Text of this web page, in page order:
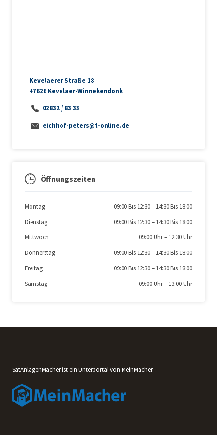
Kevelaerer Straße 18
47626 Kevelaer-Winnekendonk
02832 / 83 33
eichhof-peters@t-online.de
Öffnungszeiten
Montag 09:00 Bis 12:30– 14:30 Bis 18:00
Dienstag
09:00 Bis 12:30– 14:30 Bis 18:00
Mittwoch
09:00 Uhr– 12:30 Uhr
Donnerstag
09:00 Bis 12:30– 14:30 Bis 18:00
Freitag
09:00 Bis 12:30– 14:30 Bis 18:00
Samstag
09:00 Uhr– 13:00 Uhr
SatAnlagenMacher ist ein Unterportal von MeinMacher